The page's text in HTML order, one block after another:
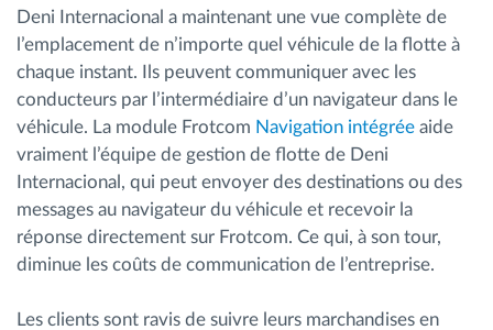
Deni Internacional a maintenant une vue complète de
l’emplacement de n’importe quel véhicule de la flotte à
chaque instant. Ils peuvent communiquer avec les
conducteurs par l’intermédiaire d’un navigateur dans le
véhicule. La module Frotcom Navigation intégrée aide
vraiment l’équipe de gestion de flotte de Deni
Internacional, qui peut envoyer des destinations ou des
messages au navigateur du véhicule et recevoir la
réponse directement sur Frotcom. Ce qui, à son tour,
diminue les coûts de communication de l’entreprise.
Les clients sont ravis de suivre leurs marchandises en